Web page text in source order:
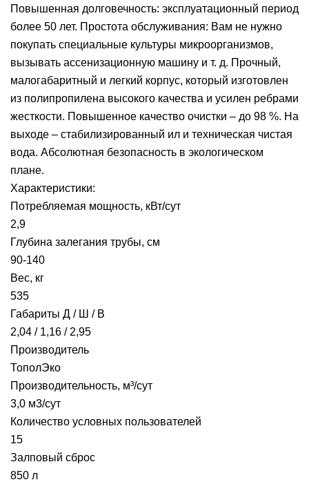
Повышенная долговечность: эксплуатационный период
более 50 лет. Простота обслуживания: Вам не нужно
покупать специальные культуры микроорганизмов,
вызывать ассенизационную машину и т. д. Прочный,
малогабаритный и легкий корпус, который изготовлен
из полипропилена высокого качества и усилен ребрами
жесткости. Повышенное качество очистки – до 98 %. На
выходе – стабилизированный ил и техническая чистая
вода. Абсолютная безопасность в экологическом
плане.
Характеристики:
Потребляемая мощность, кВт/сут
2,9
Глубина залегания трубы, см
90-140
Вес, кг
535
Габариты Д / Ш / В
2,04 / 1,16 / 2,95
Производитель
ТополЭко
Производительность, м³/сут
3,0 м3/сут
Количество условных пользователей
15
Залповый сброс
850 л